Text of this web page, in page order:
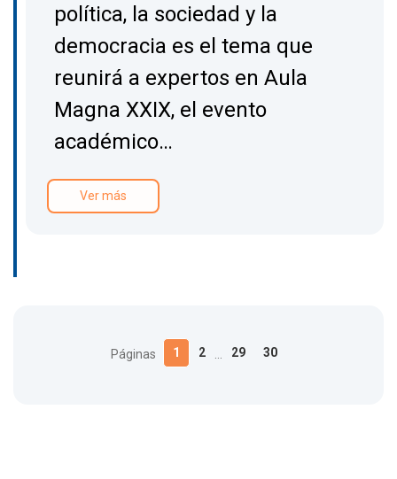
política, la sociedad y la
democracia es el tema que
reunirá a expertos en Aula
Magna XXIX, el evento
académico…
Ver más
Páginas 1 2 … 29 30